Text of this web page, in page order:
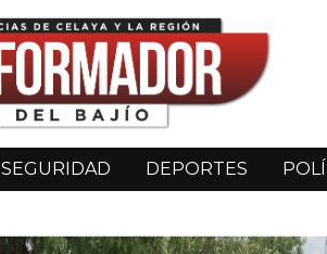
SEGURIDAD DEPORTES